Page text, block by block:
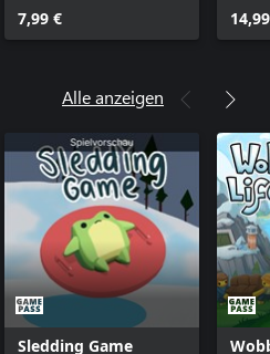
7,99 €
Alle anzeigen
Sledding Game